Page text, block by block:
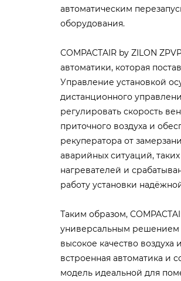
автоматическим
оборудования.
COMPACTAIR by ZILON
автоматики, которая
Управление установкой
дистанционного
регулировать скорость
приточного воздуха и
рекуператора от
аварийных ситуаций,
нагревателей и
работу установки
Таким образом,
универсальным решением
высокое качество
встроенная автоматика и
модель идеальной для